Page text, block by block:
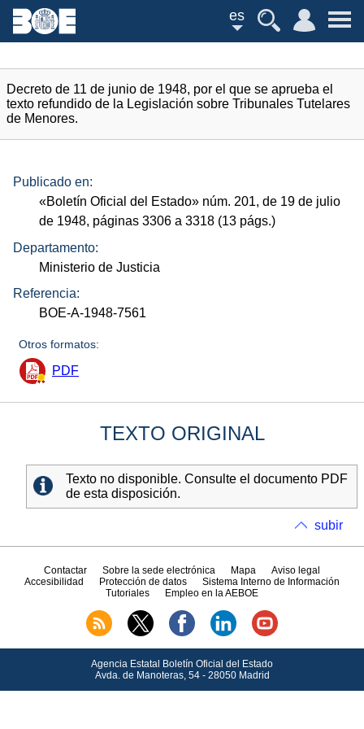
es
Decreto de 11 de junio de 1948, por el que se aprueba el
texto refundido de la Legislación sobre Tribunales Tutelares
de Menores.
Publicado en:
«Boletín Oficial del Estado» núm. 201, de 19 de julio
de 1948, páginas 3306 a 3318 (13 págs.)
Departamento:
Ministerio de Justicia
Referencia:
BOE-A-1948-7561
Otros formatos:
PDF
TEXTO ORIGINAL
Texto no disponible. Consulte el documento PDF
de esta disposición.
subir
Contactar Sobre la sede electrónica Mapa
Aviso legal
Accesibilidad
Protección de datos
Sistema Interno de Información
Tutoriales
Empleo en la AEBOE
Agencia Estatal Boletín Oficial del Estado
Avda.de Manoteras, 54 - 28050 Madrid